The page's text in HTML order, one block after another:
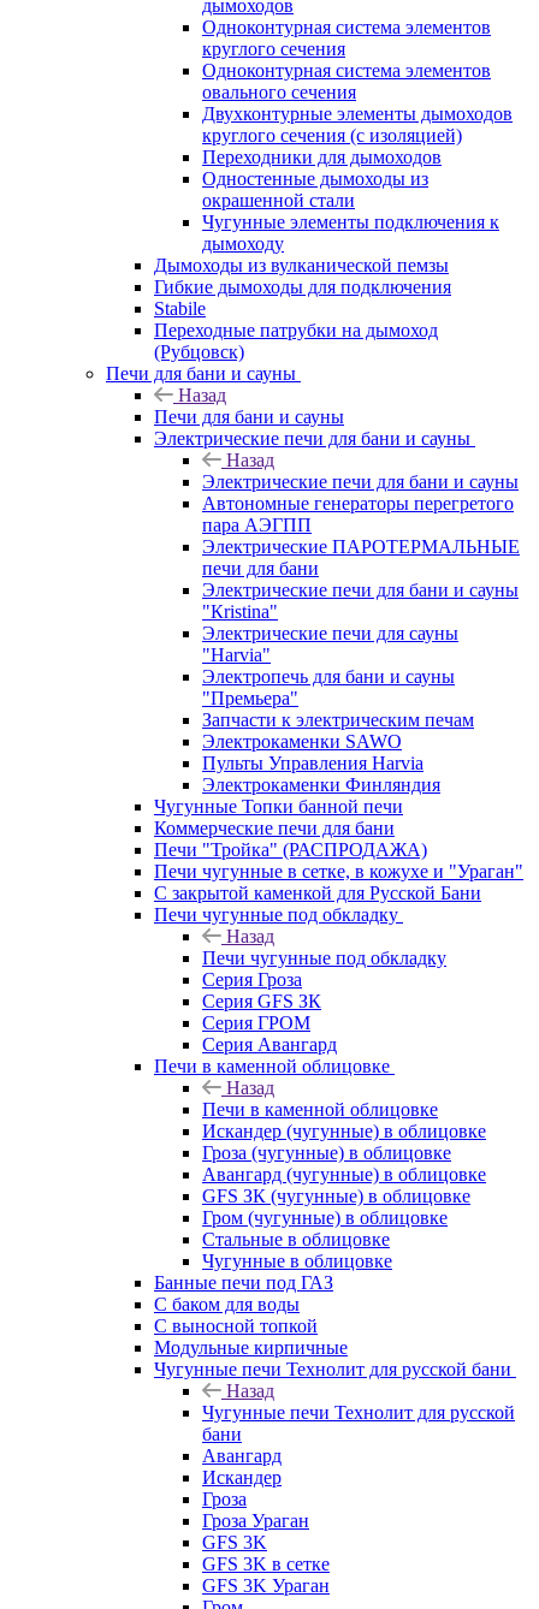
дымоходов
Одноконтурная система элементов
круглого сечения
Одноконтурная система элементов
овального сечения
Двухконтурные элементы дымоходов
круглого сечения (с изоляцией)
Переходники для дымоходов
Одностенные дымоходы из
окрашенной стали
Чугунные элементы подключения к
дымоходу
Дымоходы из вулканической пемзы
Гибкие дымоходы для подключения
Stabile
Переходные патрубки на дымоход
(Рубцовск)
Печи для бани и сауны
Назад
Печи для бани и сауны
Электрические печи для бани и сауны
Назад
Электрические печи для бани и сауны
Автономные генераторы перегретого
пара АЭГПП
Электрические ПАРОТЕРМАЛЬНЫЕ
печи для бани
Электрические печи для бани и сауны
"Кristina"
Электрические печи для сауны
"Harvia"
Электропечь для бани и сауны
"Премьера"
Запчасти к электрическим печам
Электрокаменки SAWO
Пульты Управления Harvia
Электрокаменки Финляндия
Чугунные Топки банной печи
Коммерческие печи для бани
Печи "Тройка" (РАСПРОДАЖА)
Печи чугунные в сетке, в кожухе и "Ураган"
С закрытой каменкой для Русской Бани
Печи чугунные под обкладку
Назад
Печи чугунные под обкладку
Серия Гроза
Серия GFS ЗК
Серия ГРОМ
Серия Авангард
Печи в каменной облицовке
Назад
Печи в каменной облицовке
Искандер (чугунные) в облицовке
Гроза (чугунные) в облицовке
Авангард (чугунные) в облицовке
GFS ЗК (чугунные) в облицовке
Гром (чугунные) в облицовке
Стальные в облицовке
Чугунные в облицовке
Банные печи под ГАЗ
С баком для воды
С выносной топкой
Модульные кирпичные
Чугунные печи Технолит для русской бани
Назад
Чугунные печи Технолит для русской
бани
Авангард
Искандер
Гроза
Гроза Ураган
GFS 3K
GFS 3K в сетке
GFS 3K Ураган